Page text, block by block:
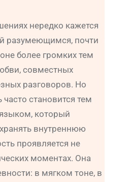
нередко кажется
разумеющимся, почти
более громких тем
совместных
разговоров. Но
становится тем
который
внутреннюю
проявляется не
моментах. Она
в мягком тоне, в